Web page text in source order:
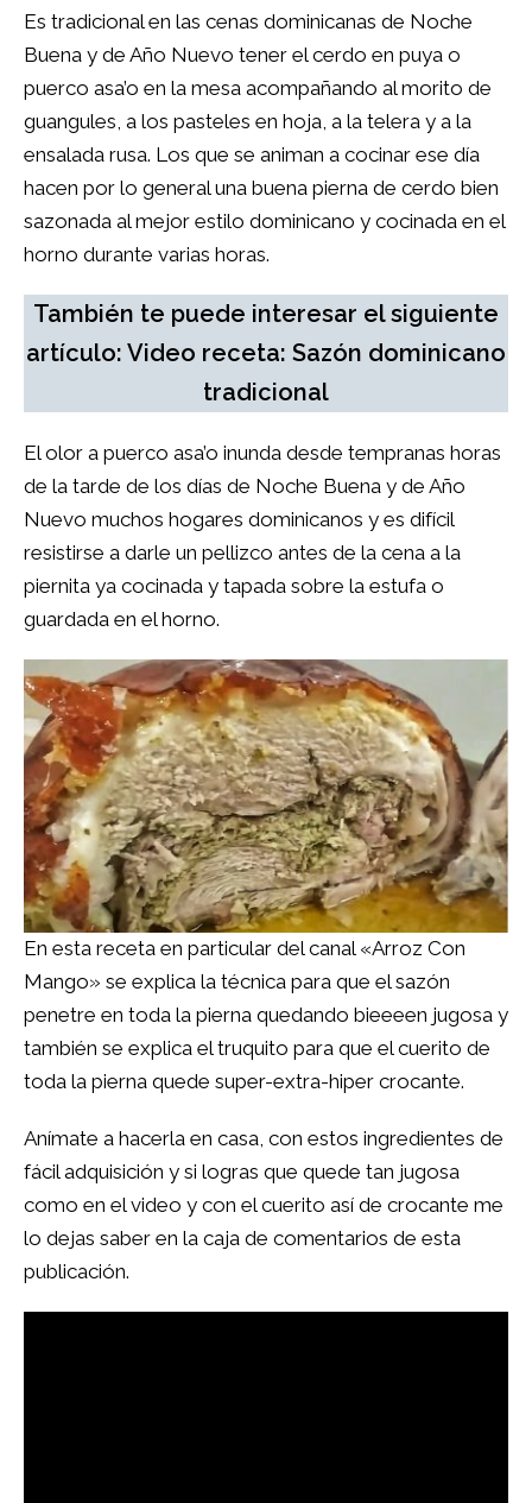
Es tradicional en las cenas dominicanas de Noche
Buena y de Año Nuevo tener el cerdo en puya o
puerco asa’o en la mesa acompañando al morito de
guangules, a los pasteles en hoja, a la telera y a la
ensalada rusa. Los que se animan a cocinar ese día
hacen por lo general una buena pierna de cerdo bien
sazonada al mejor estilo dominicano y cocinada en el
horno durante varias horas.
También te puede interesar el siguiente
artículo: Video receta: Sazón dominicano
tradicional
El olor a puerco asa’o inunda desde tempranas horas
de la tarde de los días de Noche Buena y de Año
Nuevo muchos hogares dominicanos y es difícil
resistirse a darle un pellizco antes de la cena a la
piernita ya cocinada y tapada sobre la estufa o
guardada en el horno.
En esta receta en particular del canal «Arroz Con
Mango» se explica la técnica para que el sazón
penetre en toda la pierna quedando bieeeen jugosa y
también se explica el truquito para que el cuerito de
toda la pierna quede super-extra-hiper crocante.
Anímate a hacerla en casa, con estos ingredientes de
fácil adquisición y si logras que quede tan jugosa
como en el video y con el cuerito así de crocante me
lo dejas saber en la caja de comentarios de esta
publicación.